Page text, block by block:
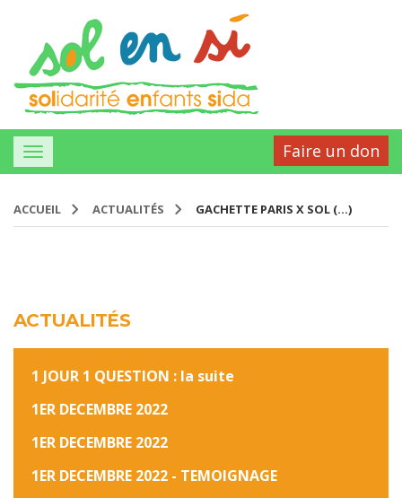
Faire un don
ACCUEIL ACTUALITÉS GACHETTE PARIS X SOL (…)
ACTUALITÉS
1 JOUR 1 QUESTION : la suite
1ER DECEMBRE 2022
1ER DECEMBRE 2022
1ER DECEMBRE 2022 - TEMOIGNAGE